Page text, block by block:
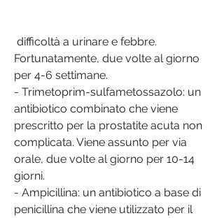
Fortunatamente, due volte al giorno
per 4-6 settimane.
- Trimetoprim-sulfametossazolo: un
antibiotico combinato che viene
prescritto per la prostatite acuta non
complicata. Viene assunto per via
orale, due volte al giorno per 10-14
giorni.
- Ampicillina: un antibiotico a base di
penicillina che viene utilizzato per il